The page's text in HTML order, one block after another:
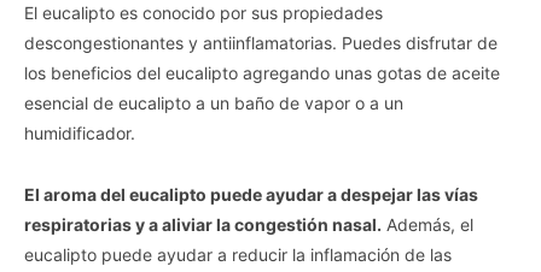
El eucalipto es conocido por sus propiedades
descongestionantes y antiinflamatorias. Puedes disfrutar de
los beneficios del eucalipto agregando unas gotas de aceite
esencial de eucalipto a un baño de vapor o a un
humidificador.
El aroma del eucalipto puede ayudar a despejar las vías
respiratorias y a aliviar la congestión nasal. Además, el
eucalipto puede ayudar a reducir la inflamación de las